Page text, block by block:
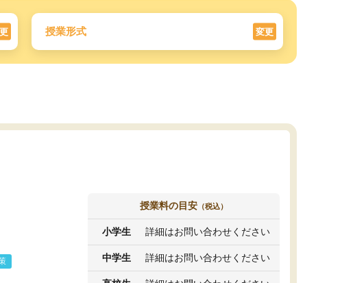
授業形式 変更
授業料の目安 （税込）
小学生 詳細はお問い合わせください
中学生 詳細はお問い合わせください